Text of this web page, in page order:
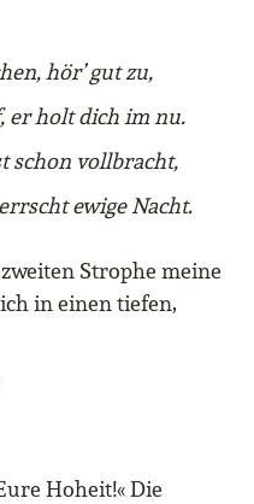
hör’ gut zu,
er holt dich im nu.
schon vollbracht,
ewige Nacht.
Strophe meine
in einen tiefen,
Hoheit!« Die